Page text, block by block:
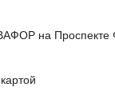
на